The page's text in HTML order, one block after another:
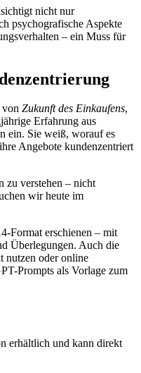
nicht nur
psychografische Aspekte
– ein Muss für
von Zukunft des Einkaufens,
Erfahrung aus
ein. Sie weiß, worauf es
Angebote kundenzentriert
zu verstehen – nicht
wir heute im
Format erschienen – mit
Überlegungen. Auch die
nutzen oder online
Prompts als Vorlage zum
erhältlich und kann direkt